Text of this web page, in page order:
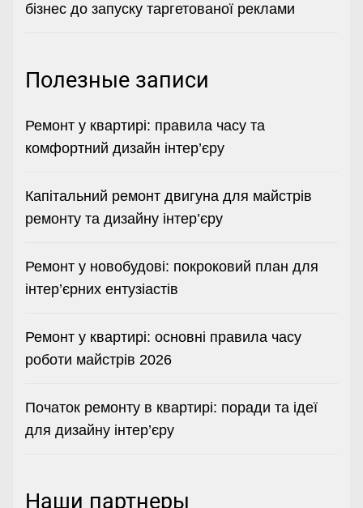
бізнес до запуску таргетованої реклами
Полезные записи
Ремонт у квартирі: правила часу та
комфортний дизайн інтер’єру
Капітальний ремонт двигуна для майстрів
ремонту та дизайну інтер’єру
Ремонт у новобудові: покроковий план для
інтер’єрних ентузіастів
Ремонт у квартирі: основні правила часу
роботи майстрів 2026
Початок ремонту в квартирі: поради та ідеї
для дизайну інтер’єру
Наши партнеры